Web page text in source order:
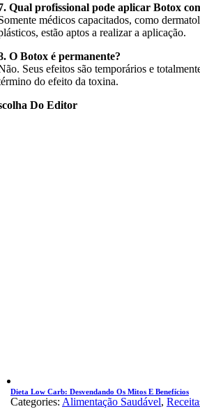
Qual profissional pode aplicar Botox
médicos capacitados, como
estão aptos a realizar a aplicação.
O Botox é permanente?
Seus efeitos são temporários e
do efeito da toxina.
Do Editor
Dieta Low Carb: Desvendando Os Mitos E Benefícios
Categories: Alimentação Saudável,